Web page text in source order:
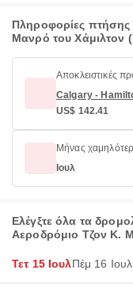
Πληροφορίες πτήσης
Μανρό του Χάμιλτον
Αποκλειστικές
Calgary -
US$ 142.41
Μήνας
Ιουλ
Ελέγξτε όλα τα
Αεροδρόμιο Τζον Κ.
Τετ 15 ΙουλΠέμ 16 Ιουλ